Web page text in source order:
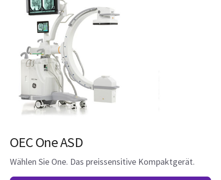
OEC One ASD
Wählen Sie One. Das preissensitive Kompaktgerät.